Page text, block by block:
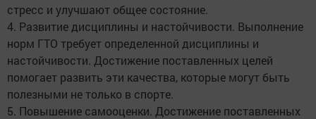
стресс и улучшают общее состояние.
4. Развитие дисциплины и настойчивости. Выполнение
норм ГТО требует определенной дисциплины и
настойчивости. Достижение поставленных целей
помогает развить эти качества, которые могут быть
полезными не только в спорте.
5. Повышение самооценки. Достижение поставленных